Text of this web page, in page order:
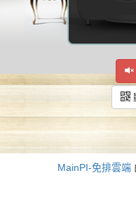
MainPI-免排雲端